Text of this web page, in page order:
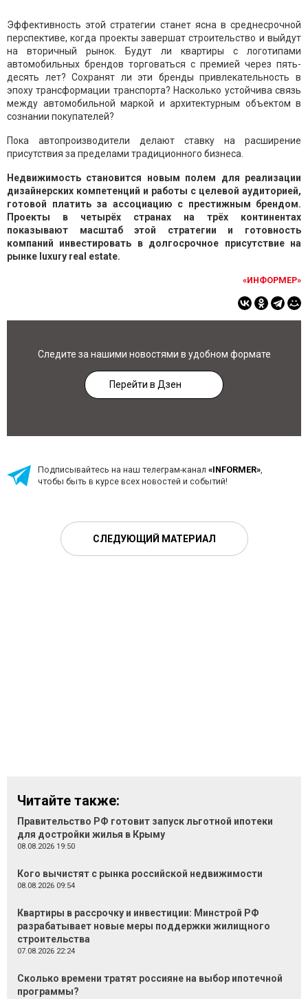
Эффективность этой стратегии станет ясна в среднесрочной
перспективе, когда проекты завершат строительство и выйдут
на вторичный рынок. Будут ли квартиры с логотипами
автомобильных брендов торговаться с премией через пять-
десять лет? Сохранят ли эти бренды привлекательность в
эпоху трансформации транспорта? Насколько устойчива связь
между автомобильной маркой и архитектурным объектом в
сознании покупателей?
Пока автопроизводители делают ставку на расширение
присутствия за пределами традиционного бизнеса.
Недвижимость становится новым полем для реализации
дизайнерских компетенций и работы с целевой аудиторией,
готовой платить за ассоциацию с престижным брендом.
Проекты в четырёх странах на трёх континентах
показывают масштаб этой стратегии и готовность
компаний инвестировать в долгосрочное присутствие на
рынке luxury real estate.
«ИНФОРМЕР»
Следите за нашими новостями в удобном формате
Перейти в Дзен
Подписывайтесь на наш телеграм-канал «INFORMER»,
чтобы быть в курсе всех новостей и событий!
СЛЕДУЮЩИЙ МАТЕРИАЛ
Читайте также:
Правительство РФ готовит запуск льготной ипотеки
для достройки жилья в Крыму
08.08.2026 19:50
Кого вычистят с рынка российской недвижимости
08.08.2026 09:54
Квартиры в рассрочку и инвестиции: Минстрой РФ
разрабатывает новые меры поддержки жилищного
строительства
07.08.2026 22:24
Сколько времени тратят россияне на выбор ипотечной
программы?